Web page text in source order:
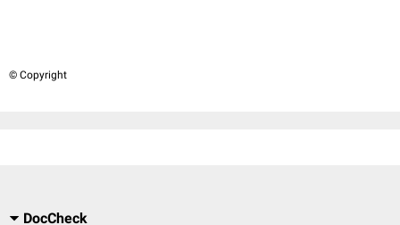
© Copyright
DocCheck